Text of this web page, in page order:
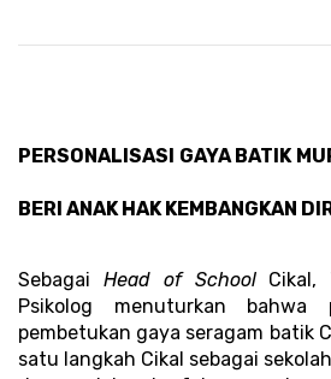
PERSONALISASI GAYA BATIK
BERI ANAK HAK KEMBANGKAN
Sebagai Head of School Cikal,
Psikolog menuturkan bahwa
pembetukan gaya seragam batik
satu langkah Cikal sebagai